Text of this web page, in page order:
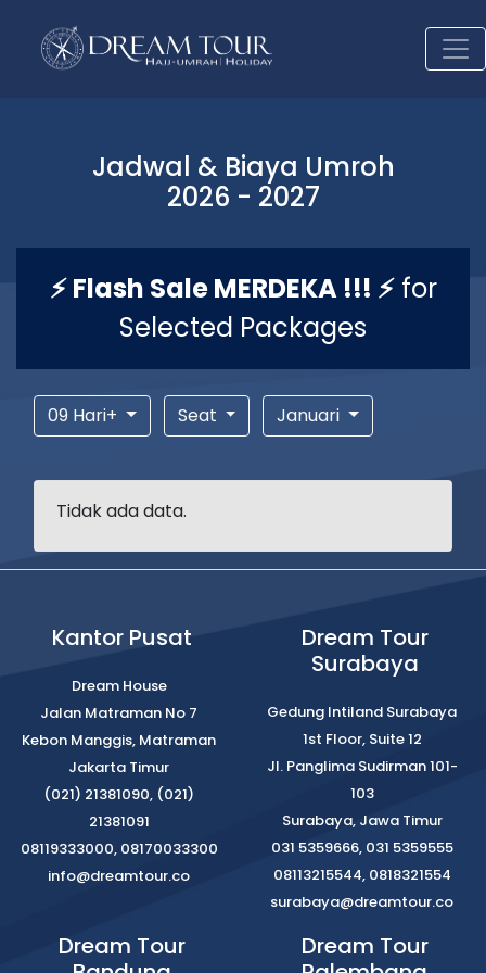
Jadwal & Biaya Umroh
2026 - 2027
⚡ Flash Sale MERDEKA !!! ⚡for
Selected Packages
09 Hari+ Seat Januari
Tidak ada data.
Kantor Pusat
Dream House
Jalan Matraman No 7
Kebon Manggis, Matraman
Jakarta Timur
(021) 21381090, (021)
21381091
08119333000, 08170033300
info@dreamtour.co
Dream Tour
Surabaya
Gedung Intiland Surabaya
1st Floor, Suite 12
Jl. Panglima Sudirman 101-
103
Surabaya, Jawa Timur
031 5359666, 031 5359555
08113215544, 0818321554
surabaya@dreamtour.co
Dream Tour
Dream Tour